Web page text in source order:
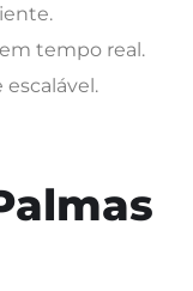
tempo real.